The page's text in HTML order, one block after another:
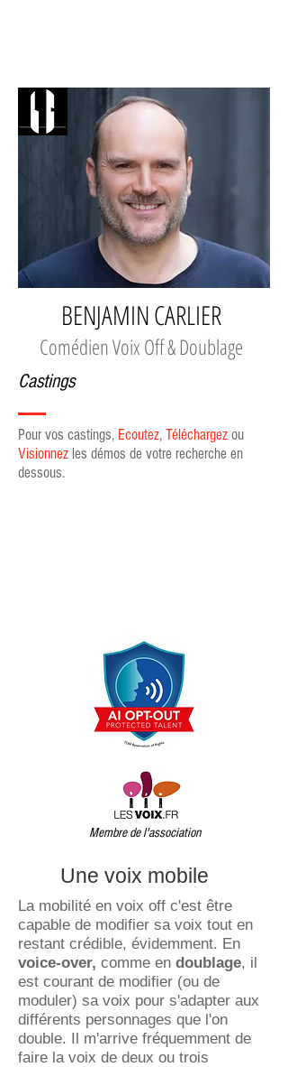
BENJAMIN CARLIER
Comédien Voix Off & Doublage
Castings
Pour vos castings, Ecoutez, Téléchargez ou
Visionnez les démos de votre recherche en
dessous.
Membre de l'association
Une voix mobile
La mobilité en voix off c'est être
capable de modifier sa voix tout en
restant crédible, évidemment. En
voice-over, comme en doublage, il
est courant de modifier (ou de
moduler) sa voix pour s'adapter aux
différents personnages que l'on
double. Il m'arrive fréquemment de
faire la voix de deux ou trois